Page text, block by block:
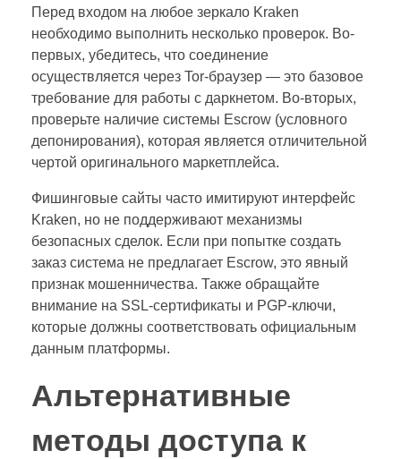
Перед входом на любое зеркало Kraken
необходимо выполнить несколько проверок. Во-
первых, убедитесь, что соединение
осуществляется через Tor-браузер — это базовое
требование для работы с даркнетом. Во-вторых,
проверьте наличие системы Escrow (условного
депонирования), которая является отличительной
чертой оригинального маркетплейса.
Фишинговые сайты часто имитируют интерфейс
Kraken, но не поддерживают механизмы
безопасных сделок. Если при попытке создать
заказ система не предлагает Escrow, это явный
признак мошенничества. Также обращайте
внимание на SSL-сертификаты и PGP-ключи,
которые должны соответствовать официальным
данным платформы.
Альтернативные
методы доступа к